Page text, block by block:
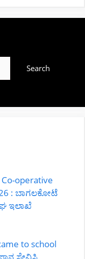
Search
operative
: ಬಾಗಲಕೋಟೆ
ಇಲಾಖೆ
to school